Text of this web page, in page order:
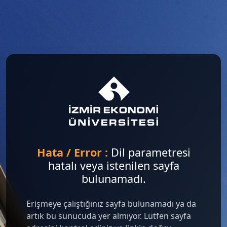
Hata / Error : Dil parametresi
hatalı veya istenilen sayfa
bulunamadı.
Erişmeye çalıştığınız sayfa bulunamadı ya da
artık bu sunucuda yer almıyor. Lütfen sayfa